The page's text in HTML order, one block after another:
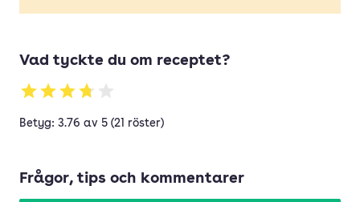
Vad tyckte du om receptet?
Betyg: 3.76 av 5 (21 röster)
Frågor, tips och kommentarer